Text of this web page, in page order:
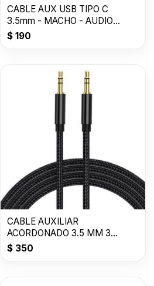
CABLE AUX USB TIPO C
3.5mm - MACHO - AUDIO
-1000mm
$ 190
CABLE AUXILIAR
ACORDONADO 3.5 MM 3
METROS
$ 350